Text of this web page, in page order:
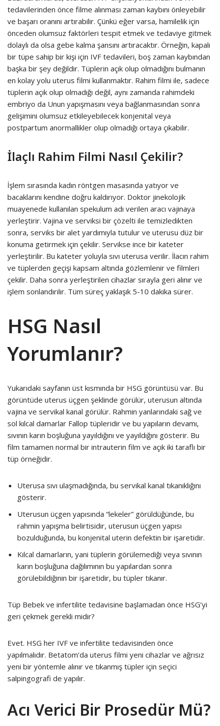
tedavilerinden önce filme alınması zaman kaybını önleyebilir
ve başarı oranını artırabilir. Çünkü eğer varsa, hamilelik için
önceden olumsuz faktörleri tespit etmek ve tedaviye gitmek
dolaylı da olsa gebe kalma şansını artıracaktır. Örneğin, kapalı
bir tüpe sahip bir kişi için IVF tedavileri, boş zaman kaybından
başka bir şey değildir. Tüplerin açık olup olmadığını bulmanın
en kolay yolu uterus filmi kullanmaktır. Rahim filmi ile, sadece
tüplerin açık olup olmadığı değil, aynı zamanda rahimdeki
embriyo da Unun yapışmasını veya bağlanmasından sonra
gelişimini olumsuz etkileyebilecek konjenital veya
postpartum anormallikler olup olmadığı ortaya çıkabilir.
İlaçlı Rahim Filmi Nasıl Çekilir?
İşlem sırasında kadın röntgen masasında yatıyor ve
bacaklarını kendine doğru kaldırıyor. Doktor jinekolojik
muayenede kullanılan spekulum adı verilen aracı vajinaya
yerleştirir. Vajina ve serviksi bir çözelti ile temizledikten
sonra, serviks bir alet yardımıyla tutulur ve uterusu düz bir
konuma getirmek için çekilir. Servikse ince bir kateter
yerleştirilir. Bu kateter yoluyla sıvı uterusa verilir. İlacın rahim
ve tüplerden geçişi kapsam altında gözlemlenir ve filmleri
çekilir. Daha sonra yerleştirilen cihazlar sırayla geri alınır ve
işlem sonlandırılır. Tüm süreç yaklaşık 5-10 dakika sürer.
HSG Nasıl
Yorumlanır?
Yukarıdaki sayfanın üst kısmında bir HSG görüntüsü var. Bu
görüntüde uterus üçgen şeklinde görülür, uterusun altında
vajina ve servikal kanal görülür. Rahmin yanlarındaki sağ ve
sol kılcal damarlar Fallop tüpleridir ve bu yapıların devamı,
sıvının karın boşluğuna yayıldığını ve yayıldığını gösterir. Bu
film tamamen normal bir intrauterin film ve açık iki taraflı bir
tüp örneğidir.
Uterusa sıvı ulaşmadığında, bu servikal kanal tıkanıklığını
gösterir.
Uterusun üçgen yapısında “lekeler” görüldüğünde, bu
rahmin yapışma belirtisidir, uterusun üçgen yapısı
bozulduğunda, bu konjenital uterin defektin bir işaretidir.
Kılcal damarların, yani tüplerin görülemediği veya sıvının
karın boşluğuna dağılımının bu yapılardan sonra
görülebildiğinin bir işaretidir, bu tüpler tıkanır.
Tüp Bebek ve infertilite tedavisine başlamadan önce HSG’yi
geri çekmek gerekli midir?
Evet. HSG her IVF ve infertilite tedavisinden önce
yapılmalıdır. Betatom’da uterus filmi yeni cihazlar ve ağrısız
yeni bir yöntemle alınır ve tıkanmış tüpler için seçici
salpingografi de yapılır.
Acı Verici Bir Prosedür Mü?